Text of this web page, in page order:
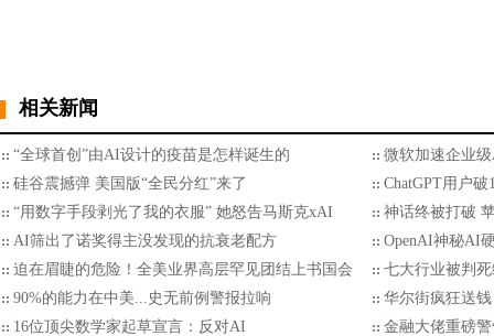
相关新闻
“全球首创”由AI设计的疫苗是怎样诞生的
微软加速企业
硅谷震撼弹 美国版“全民分红”来了
ChatGPT用户
“用数字手段剥光了我的衣服” 她怒告马斯克xAI
神话终被打破
AI筛出了诺奖得主没发现的抗衰老配方
OpenAI神秘AI
迫在眉睫的危险！全美业界高层罕见团结上书国会
七大行业被判
90%的能力在中美...史无前例警报拉响
华尔街疯狂送
16位顶尖数学家起草宣言：反对AI
金融大佬重磅